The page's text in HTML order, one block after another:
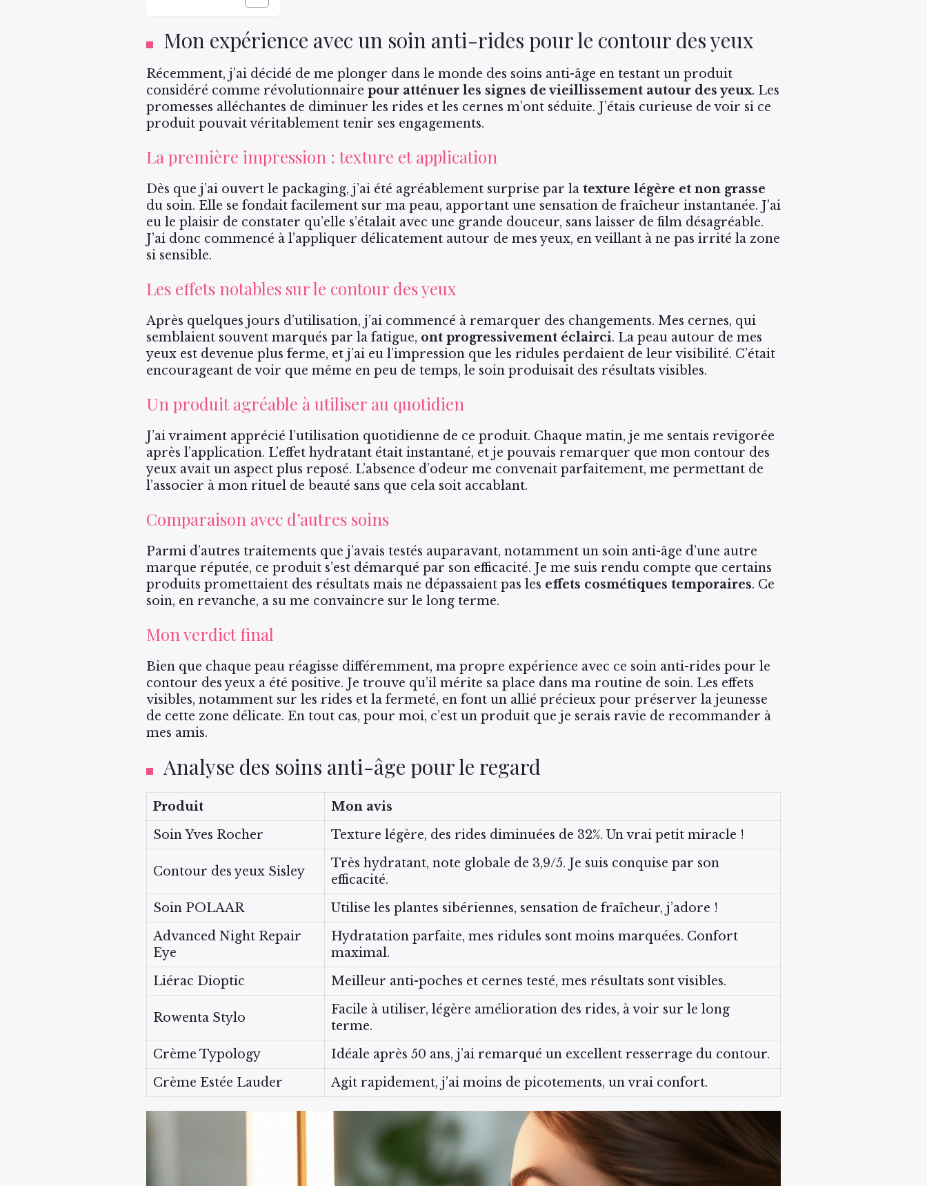
Mon expérience avec un soin anti-rides pour le contour des yeux
Récemment, j’ai décidé de me plonger dans le monde des soins anti-âge en testant un produit
considéré comme révolutionnaire pour atténuer les signes de vieillissement autour des yeux. Les
promesses alléchantes de diminuer les rides et les cernes m’ont séduite. J’étais curieuse de voir si ce
produit pouvait véritablement tenir ses engagements.
La première impression : texture et application
Dès que j’ai ouvert le packaging, j’ai été agréablement surprise par la texture légère et non grasse
du soin. Elle se fondait facilement sur ma peau, apportant une sensation de fraîcheur instantanée. J’ai
eu le plaisir de constater qu’elle s’étalait avec une grande douceur, sans laisser de film désagréable.
J’ai donc commencé à l’appliquer délicatement autour de mes yeux, en veillant à ne pas irrité la zone
si sensible.
Les effets notables sur le contour des yeux
Après quelques jours d’utilisation, j’ai commencé à remarquer des changements. Mes cernes, qui
semblaient souvent marqués par la fatigue, ont progressivement éclairci. La peau autour de mes
yeux est devenue plus ferme, et j’ai eu l’impression que les ridules perdaient de leur visibilité. C’était
encourageant de voir que même en peu de temps, le soin produisait des résultats visibles.
Un produit agréable à utiliser au quotidien
J’ai vraiment apprécié l’utilisation quotidienne de ce produit. Chaque matin, je me sentais revigorée
après l’application. L’effet hydratant était instantané, et je pouvais remarquer que mon contour des
yeux avait un aspect plus reposé. L’absence d’odeur me convenait parfaitement, me permettant de
l’associer à mon rituel de beauté sans que cela soit accablant.
Comparaison avec d’autres soins
Parmi d’autres traitements que j’avais testés auparavant, notamment un soin anti-âge d’une autre
marque réputée, ce produit s’est démarqué par son efficacité. Je me suis rendu compte que certains
produits promettaient des résultats mais ne dépassaient pas les effets cosmétiques temporaires. Ce
soin, en revanche, a su me convaincre sur le long terme.
Mon verdict final
Bien que chaque peau réagisse différemment, ma propre expérience avec ce soin anti-rides pour le
contour des yeux a été positive. Je trouve qu’il mérite sa place dans ma routine de soin. Les effets
visibles, notamment sur les rides et la fermeté, en font un allié précieux pour préserver la jeunesse
de cette zone délicate. En tout cas, pour moi, c’est un produit que je serais ravie de recommander à
mes amis.
Analyse des soins anti-âge pour le regard
Produit
Mon avis
Soin Yves Rocher
Texture légère, des rides diminuées de 32%. Un vrai petit miracle !
Contour des yeux Sisley
Très hydratant, note globale de 3,9/5. Je suis conquise par son
efficacité.
Soin POLAAR
Utilise les plantes sibériennes, sensation de fraîcheur, j’adore !
Advanced Night Repair
Eye
Hydratation parfaite, mes ridules sont moins marquées. Confort
maximal.
Liérac Dioptic
Meilleur anti-poches et cernes testé, mes résultats sont visibles.
Rowenta Stylo
Facile à utiliser, légère amélioration des rides, à voir sur le long
terme.
Crème Typology
Idéale après 50 ans, j’ai remarqué un excellent resserrage du contour.
Crème Estée Lauder
Agit rapidement, j’ai moins de picotements, un vrai confort.